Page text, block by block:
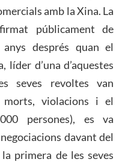
amb la Xina. La
públicament de
anys després quan el
líder d’una d’aquestes
seves revoltes van
morts, violacions i el
persones), es va
davant del
primera de les seves